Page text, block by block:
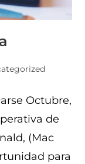
Octubre,
de
(Mac
para